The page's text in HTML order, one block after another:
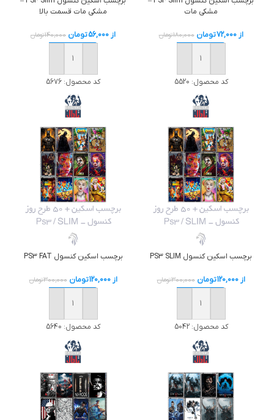
مشکی مات
از72,000تومان 180,000تومان
خرید
کد محصول: 5520
مشکی مات قسمت بالا
از 56,000تومان 140,000تومان
خرید
کد محصول: 5676
برچسب اسکين کنسول PS3 SLIM
از120,000تومان 300,000تومان
خرید
کد محصول:5042
برچسب اسکين کنسول PS3 FAT
از120,000تومان 300,000تومان
خرید
کد محصول: 5640